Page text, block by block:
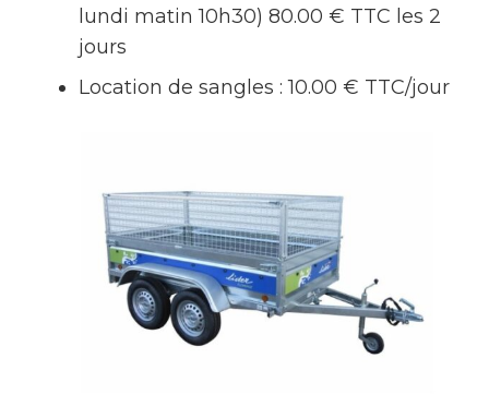
lundi matin 10h30) 80.00 € TTC les 2
jours
Location de sangles : 10.00 € TTC/jour